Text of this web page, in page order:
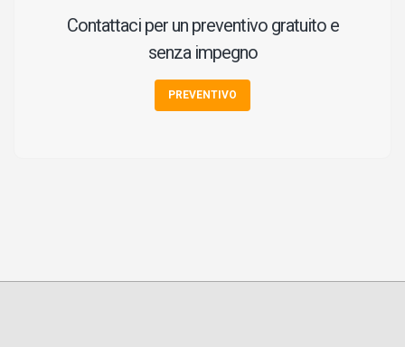
Contattaci per un preventivo gratuito e
senza impegno
PREVENTIVO